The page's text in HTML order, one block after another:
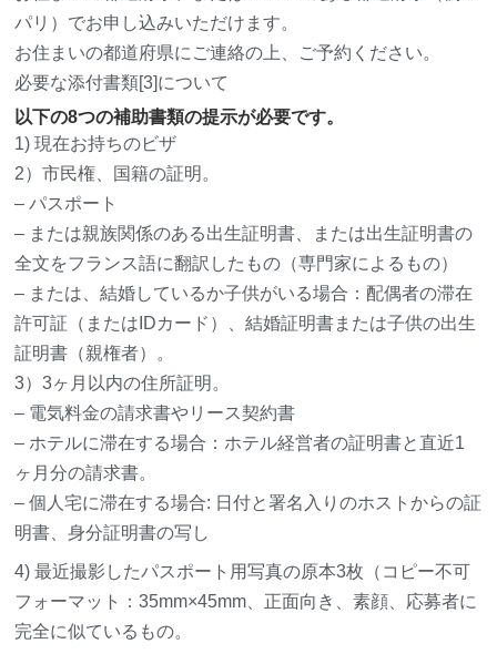
パリ）でお申し込みいただけます。
お住まいの都道府県にご連絡の上、ご予約ください。
必要な添付書類[3]について
以下の8つの補助書類の提示が必要です。
1) 現在お持ちのビザ
2）市民権、国籍の証明。
– パスポート
– または親族関係のある出生証明書、または出生証明書の
全文をフランス語に翻訳したもの（専門家によるもの）
– または、結婚しているか子供がいる場合：配偶者の滞在
許可証（またはIDカード）、結婚証明書または子供の出生
証明書（親権者）。
3）3ヶ月以内の住所証明。
– 電気料金の請求書やリース契約書
– ホテルに滞在する場合：ホテル経営者の証明書と直近1
ヶ月分の請求書。
– 個人宅に滞在する場合: 日付と署名入りのホストからの証
明書、身分証明書の写し
4) 最近撮影したパスポート用写真の原本3枚（コピー不可
フォーマット：35mm×45mm、正面向き、素顔、応募者に
完全に似ているもの。